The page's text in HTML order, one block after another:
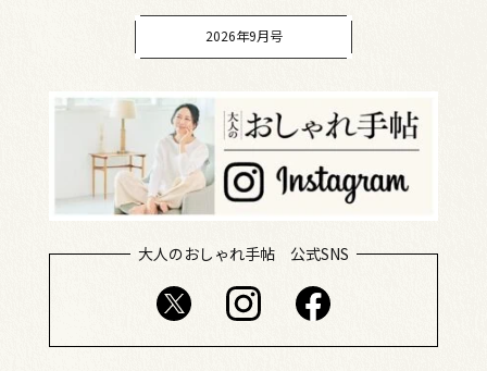
2026年9月号
大人のおしゃれ手帖 公式SNS